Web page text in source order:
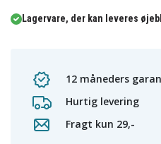
Lagervare, der kan leveres
12 måneders
Hurtig levering
Fragt kun 29,-